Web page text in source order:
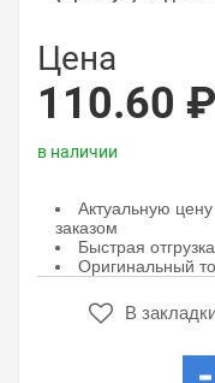
Цена
110.60 ₽
в наличии
Актуальную
заказом
Быстрая
Оригинальный
В